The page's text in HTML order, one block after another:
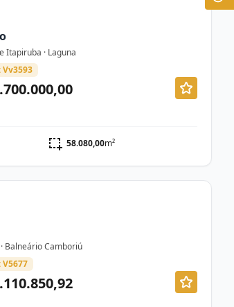
Itapiruba · Laguna
Vv3593
58.080,00m²
Balneário Camboriú
V5677